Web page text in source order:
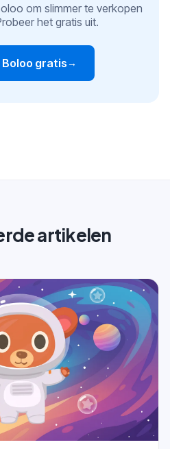
om slimmer te verkopen
het gratis uit.
gratis→
artikelen